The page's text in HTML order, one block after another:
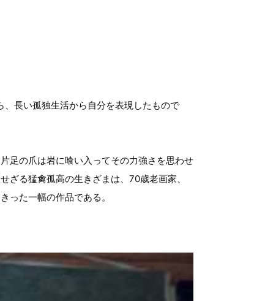
長い孤独生活から自分を表現したもので
足の爪は岩に喰い入ってその力強さを思わせ
ざる猛禽孤高の生きざまは、70歳老画家、
った一幅の作品である。